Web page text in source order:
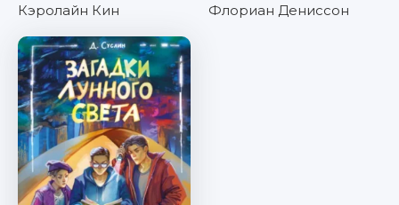
Кэролайн Кин
Флориан Дениссон